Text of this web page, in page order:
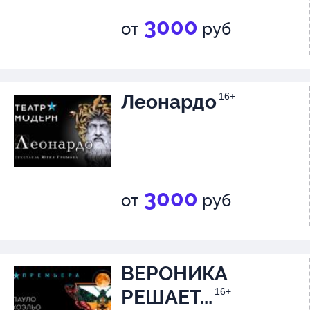
от 3000 руб
Леонардо 16+
от 3000 руб
ВЕРОНИКА
РЕШАЕТ... 16+